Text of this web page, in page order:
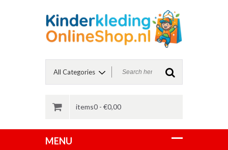
items0 - €0,00